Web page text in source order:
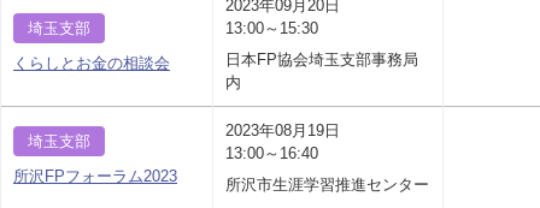
埼玉支部
くらしとお金の相談会
2023年09月20日
13:00～15:30
日本FP協会埼玉支部事務局
内
埼玉支部
所沢FPフォーラム2023
2023年08月19日
13:00～16:40
所沢市生涯学習推進センター